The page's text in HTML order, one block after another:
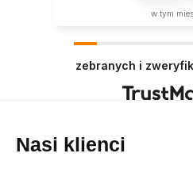
w tym
zebranych i
Nasi klienci